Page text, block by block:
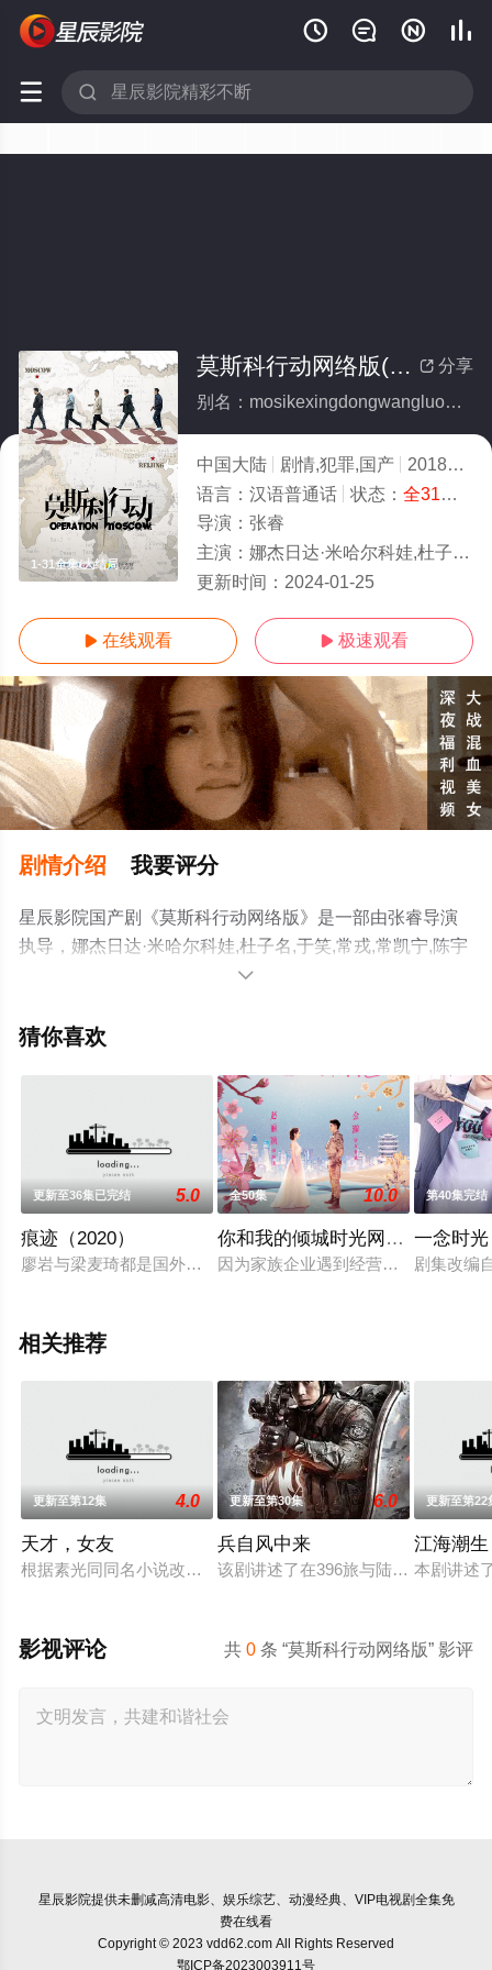
   
 
1-31全集/大结局
 分享
莫斯科行动网络版(全集)
别名：mosikexingdongwangluoban
中国大陆 剧情,犯罪,国产 2018
5.0
语言： 汉语普通话 状态： 全31集
导演： 张睿
主演： 娜杰日达·米哈尔科娃,杜子名,于笑,常戎,常凯宁,陈宇星,易登林,张倩如,张宁江,吴楠,董博,吴明轩,满建武
更新时间： 2024-01-25
 在线观看  极速观看
剧情介绍 我要评分
星辰影院国产剧《莫斯科行动网络版》是一部由张睿导演
执导，娜杰日达·米哈尔科娃,杜子名,于笑,常戎,常凯宁,陈宇
星,易登林,张倩如,张宁江,吴楠,董博,吴明轩,满建武,王戈,王
结局剧情已揭晓（1-31全集），手机免费观看高清无删减
豆瓣电视剧、电视猫或剧情网等平台了解。

猜你喜欢
更新至36集已完结 5.0
痕迹（2020）
廖岩与梁麦琦都是国外学成归来的年轻刑事专家，他们分别运
全50集 10.0
你和我的倾城时光网络版
因为家族企业遇到经营困境，厉致
第40集完结
一念时光
剧集改编
相关推荐
更新至第12集 4.0
天才，女友
根据素光同同名小说改编。江逾白长大以后，林知夏忽然对他
更新至第30集 6.0
兵自风中来
该剧讲述了在396旅与陆军步兵学院
更新至第22
江海潮生
本剧讲述
共0 条 “莫斯科行动网络版” 影评
影视评论
星辰影院提供未删减高清电影、娱乐综艺、动漫经典、VIP电视剧全集免
费在线看
Copyright © 2023 vdd62.com All Rights Reserved
鄂ICP备2023003911号